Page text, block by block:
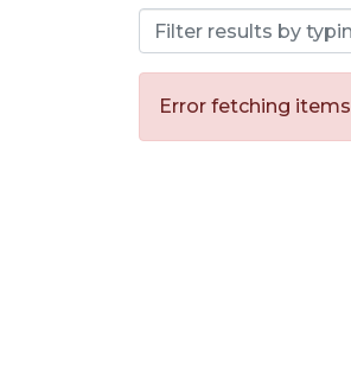
Error fetching items